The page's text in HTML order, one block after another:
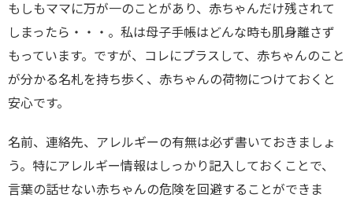
もしもママに万が一のことがあり、赤ちゃんだけ残されて
しまったら・・・。私は母子手帳はどんな時も肌身離さず
もっています。ですが、コレにプラスして、赤ちゃんのこと
が分かる名札を持ち歩く、赤ちゃんの荷物につけておくと
安心です。
名前、連絡先、アレルギーの有無は必ず書いておきましょ
う。特にアレルギー情報はしっかり記入しておくことで、
言葉の話せない赤ちゃんの危険を回避することができま